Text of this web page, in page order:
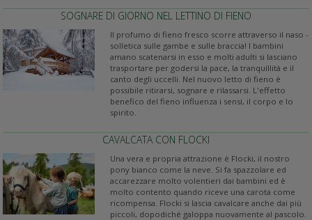
SOGNARE DI GIORNO NEL LETTINO DI FIENO
Il profumo di fieno fresco scorre attraverso il naso -
solletica sulle gambe e sulle braccia! I bambini
amano scatenarsi in esso e molti adulti si lasciano
trasportare per godersi la pace, la tranquillità e il
canto degli uccelli. Nel nuovo letto di fieno è
possibile ritirarsi, sognare e rilassarsi. L'effetto
benefico del fieno influenza i sensi, il corpo e lo
spirito.
CAVALCATA CON FLOCKI
Una vera e propria attrazione è Flocki, il nostro
pony bianco come la neve. Si fa spazzolare ed
accarezzare molto volentieri dai bambini ed è
molto contento quando riceve una carota come
ricompensa. Flocki si lascia cavalcare anche dai più
piccoli, dopodiché galoppa nuovamente al pascolo.